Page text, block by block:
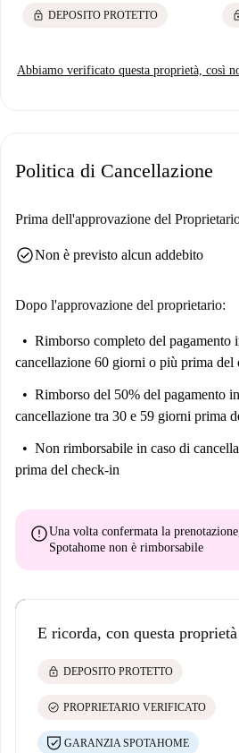
lock DEPOSITO PROTETTO
Abbiamo verificato questa proprietà, così
Politica di Cancellazione
Prima dell'approvazione del
check_circleNon è previsto alcun addebito
Dopo l'approvazione del proprietario:
Rimborso completo del pagamento
cancellazione 60 giorni o più prima del
Rimborso del 50% del pagamento
cancellazione tra 30 e 59 giorni prima
Non rimborsabile in caso di
prima del check-in
errorUna volta confermata la
Spotahome non è rimborsabile
E ricorda, con questa
lock DEPOSITO PROTETTO
check_circle PROPRIETARIO VERIFICATO
GARANZIA SPOTAHOME